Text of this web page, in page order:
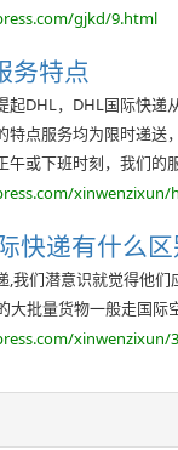
gjkd/9.html
务特点
起DHL，DHL国际快
特点服务均为限时递
午或下班时刻，我们的
xinwenzixun/
快递有什么区
,我们潜意识就觉得他
大批量货物一般走国
xinwenzixun/